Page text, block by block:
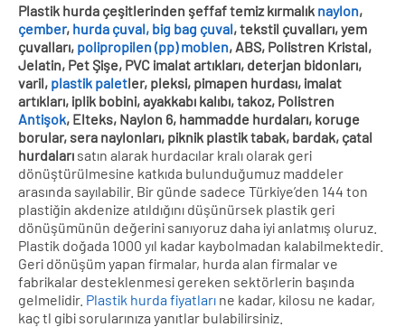
Plastik hurda çeşitlerinden şeffaf temiz kırmalık naylon,
çember, hurda çuval, big bag çuval, tekstil çuvalları, yem
çuvalları, polipropilen (pp) moblen, ABS, Polistren Kristal,
Jelatin, Pet Şişe, PVC imalat artıkları, deterjan bidonları,
varil, plastik paletler, pleksi, pimapen hurdası, imalat
artıkları, iplik bobini, ayakkabı kalıbı, takoz, Polistren
Antişok, Elteks, Naylon 6, hammadde hurdaları, koruge
borular, sera naylonları, piknik plastik tabak, bardak, çatal
hurdaları satın alarak hurdacılar kralı olarak geri
dönüştürülmesine katkıda bulunduğumuz maddeler
arasında sayılabilir. Bir günde sadece Türkiye’den 144 ton
plastiğin akdenize atıldığını düşünürsek plastik geri
dönüşümünün değerini sanıyoruz daha iyi anlatmış oluruz.
Plastik doğada 1000 yıl kadar kaybolmadan kalabilmektedir.
Geri dönüşüm yapan firmalar, hurda alan firmalar ve
fabrikalar desteklenmesi gereken sektörlerin başında
gelmelidir. Plastik hurda fiyatları ne kadar, kilosu ne kadar,
kaç tl gibi sorularınıza yanıtlar bulabilirsiniz.